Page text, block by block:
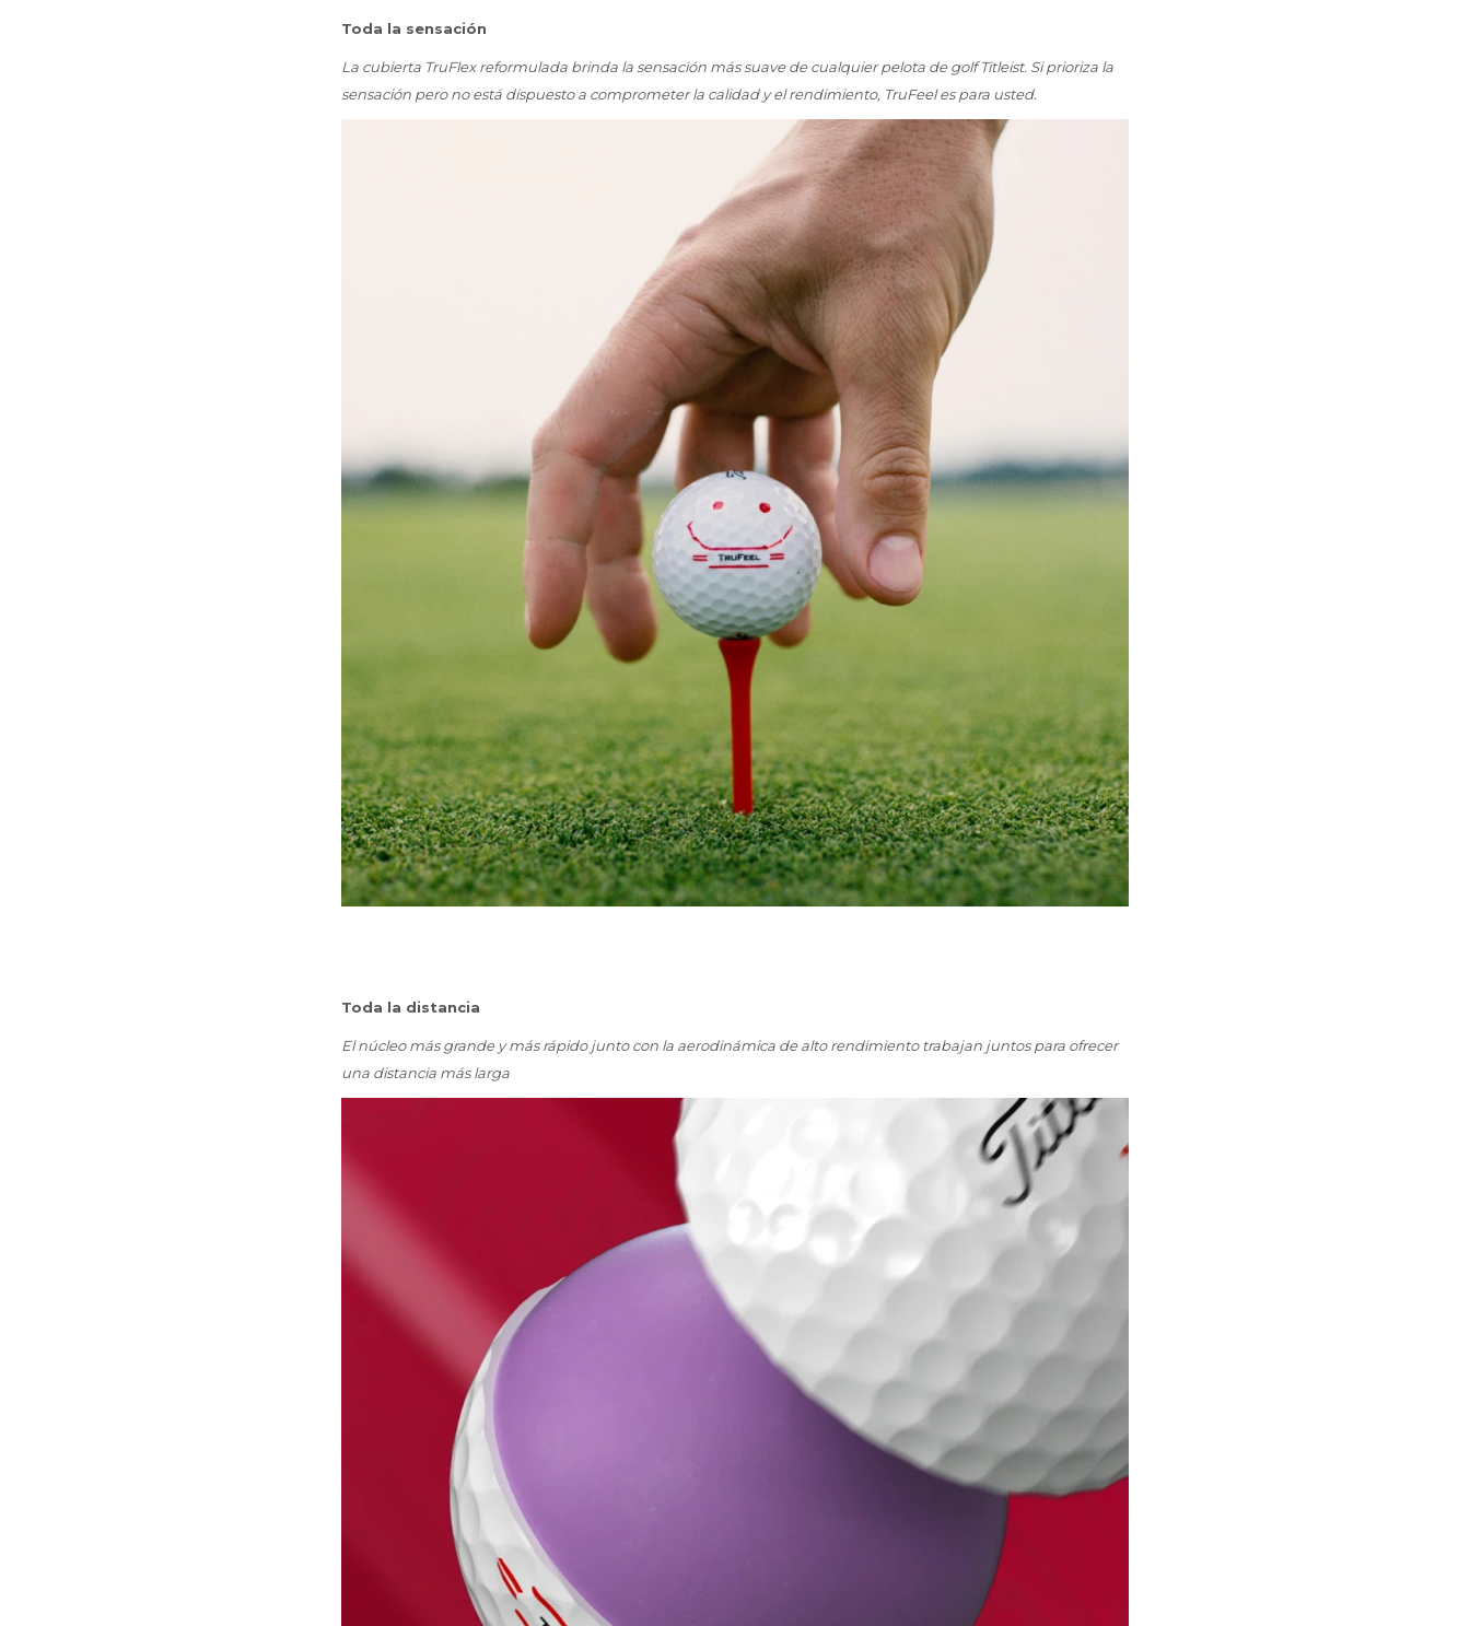
Toda la sensación
La cubierta TruFlex reformulada brinda la sensación más suave de cualquier pelota de golf Titleist. Si prioriza la
sensación pero no está dispuesto a comprometer la calidad y el rendimiento, TruFeel es para usted.
Toda la distancia
El núcleo más grande y más rápido junto con la aerodinámica de alto rendimiento trabajan juntos para ofrecer
una distancia más larga